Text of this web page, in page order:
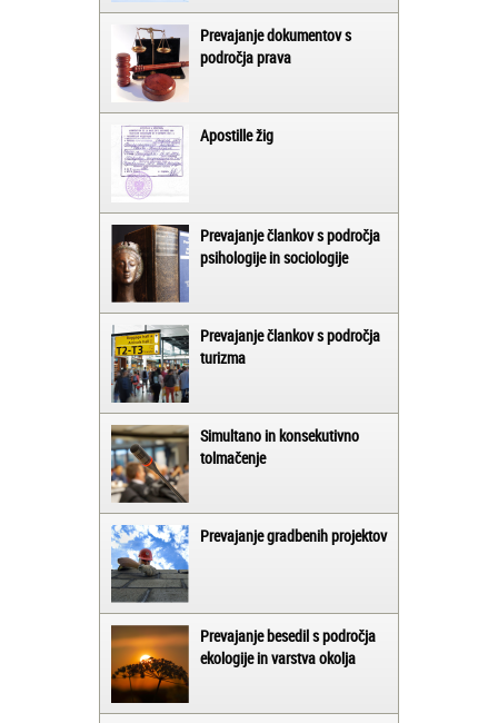
Prevajanje dokumentov s
področja prava
Apostille žig
Prevajanje člankov s področja
psihologije in sociologije
Prevajanje člankov s področja
turizma
Simultano in konsekutivno
tolmačenje
Prevajanje gradbenih projektov
Prevajanje besedil s področja
ekologije in varstva okolja